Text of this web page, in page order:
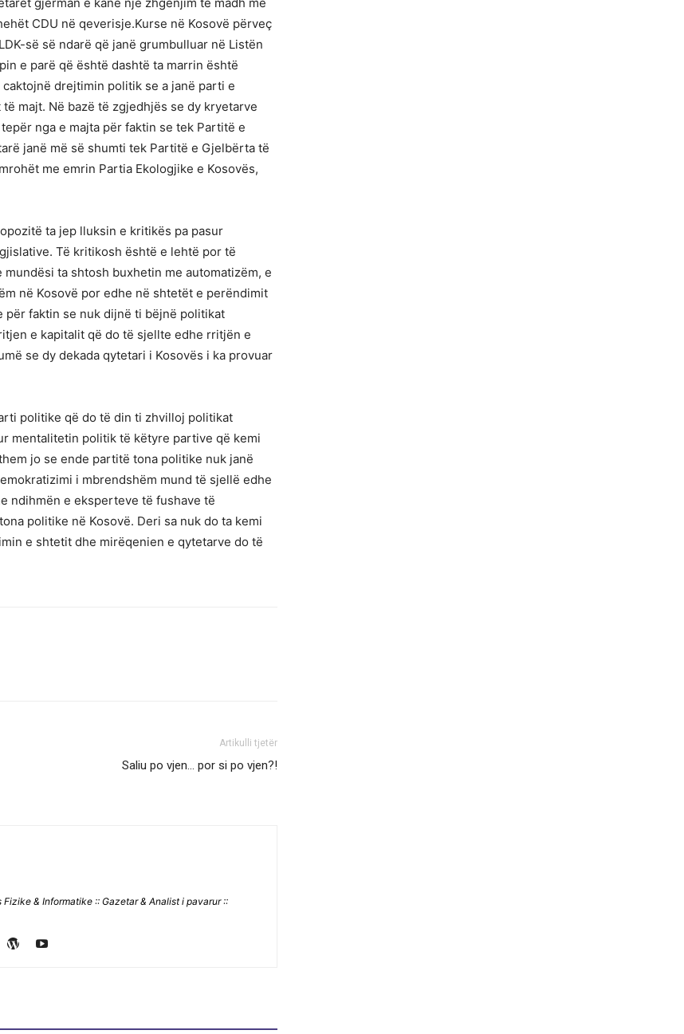
CDU në qeverisje.Kurse në Kosovë përveç
së së ndarë që janë grumbulluar në Listën
e parë që është dashtë ta marrin është
drejtimin politik se a janë parti e
majt. Në bazë të zgjedhjës se dy kryetarve
nga e majta për faktin se tek Partitë e
janë më së shumti tek Partitë e Gjelbërta të
me emrin Partia Ekologjike e Kosovës,
ta jep lluksin e kritikës pa pasur
Të kritikosh është e lehtë por të
ta shtosh buxhetin me automatizëm, e
në Kosovë por edhe në shtetët e perëndimit
për faktin se nuk dijnë ti bëjnë politikat
e kapitalit që do të sjellte edhe rritjën e
se dy dekada qytetari i Kosovës i ka provuar
politike që do të din ti zhvilloj politikat
mentalitetin politik të këtyre partive që kemi
jo se ende partitë tona politike nuk janë
i mbrendshëm mund të sjellë edhe
ndihmën e eksperteve të fushave të
politike në Kosovë. Deri sa nuk do ta kemi
e shtetit dhe mirëqenien e qytetarve do të
Artikulli tjetër
Saliu po vjen… por si po vjen?!
Fizike & Informatike :: Gazetar & Analist i pavarur ::